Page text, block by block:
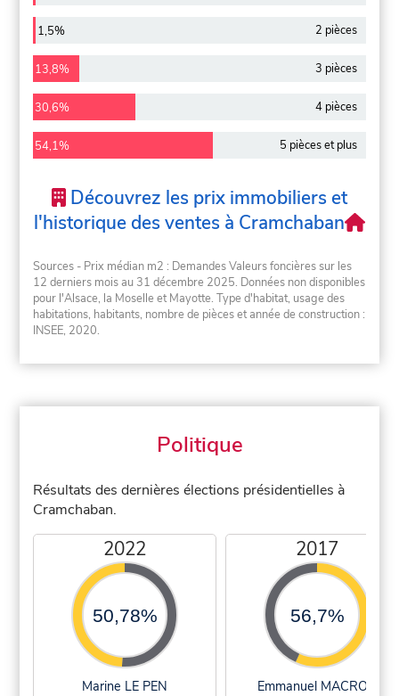
1,5% 2 pièces
13,8% 3 pièces
30,6% 4 pièces
54,1% 5 pièces et plus
Découvrez les prix immobiliers et
l'historique des ventes à Cramchaban
Sources - Prix médian m2 : Demandes Valeurs foncières sur les
12 derniers mois au 31 décembre 2025. Données non disponibles
pour l'Alsace, la Moselle et Mayotte. Type d'habitat, usage des
habitations, habitants, nombre de pièces et année de construction :
INSEE, 2020.
Politique
Résultats des dernières élections présidentielles à
Cramchaban.
2022
50,78%
Marine LE PEN
2017
56,7%
Emmanuel MACRON